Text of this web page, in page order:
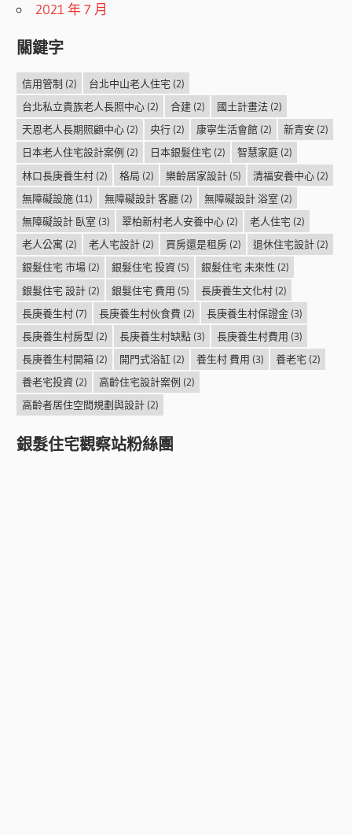
2021 年 7 月
關鍵字
信用管制 (2) 台北中山老人住宅 (2)
台北私立貴族老人長照中心(2) 合建(2) 國土計畫法(2)
天恩老人長期照顧中心(2) 央行(2) 康寧生活會館(2) 新青安 (2)
日本老人住宅設計案例 (2) 日本銀髮住宅 (2) 智慧家庭(2)
林口長庚養生村(2) 格局 (2) 樂齡居家設計(5) 清福安養中心(2)
無障礙設施(11) 無障礙設計 客廳(2) 無障礙設計 浴室 (2)
無障礙設計 臥室 (3) 翠柏新村老人安養中心(2) 老人住宅 (2)
老人公寓 (2) 老人宅設計(2) 買房還是租房(2) 退休住宅設計(2)
銀髮住宅 市場(2) 銀髮住宅 投資(5) 銀髮住宅 未來性 (2)
銀髮住宅 設計(2) 銀髮住宅 費用 (5) 長庚養生文化村(2)
長庚養生村(7) 長庚養生村伙食費 (2) 長庚養生村保證金(3)
長庚養生村房型 (2) 長庚養生村缺點(3) 長庚養生村費用 (3)
長庚養生村開箱(2) 開門式浴缸(2) 養生村 費用 (3) 養老宅 (2)
養老宅投資(2) 高齡住宅設計案例 (2)
高齡者居住空間規劃與設計(2)
銀髮住宅觀察站粉絲團